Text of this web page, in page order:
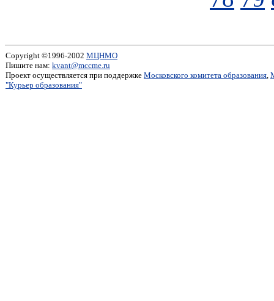
Copyright ©1996-2002 МЦНМО
Пишите нам: kvant@mccme.ru
Проект осуществляется при поддержке Московского комитета образования,
"Курьер образования"